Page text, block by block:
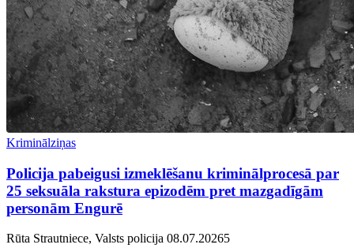
Kriminālziņas
Policija pabeigusi izmeklēšanu kriminālprocesā par
25 seksuāla rakstura epizodēm pret mazgadīgām
personām Engurē
Rūta Strautniece, Valsts policija 08.07.20265